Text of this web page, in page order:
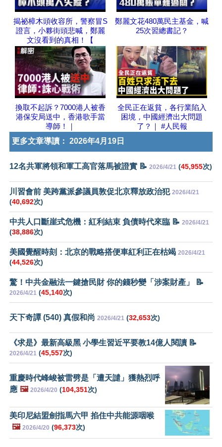
揭祕樟木頭收容所，警察冒S
證言，小夥街頭悲喊，鄭麗
文沒看到的真相！【
鄭麗文花480萬民主基金，喊
25次習總書記？
換取不起訴？7000港人被香
港保安局送中，香港歌手當
導師！｜
全民正在返貧，各行業陷入
困境，中國經濟出大問題
了？｜ #人民報
更多文章導讀： 2026年4月19日
12名共軍將領和軍工高官落馬被證實 📝 2026/4/21 (45,955次)
川習會前 美跨黨派參議員敦促北京釋放政治犯 2026/4/21
(40,692次)
中共人口斷崖式危機：紅利結束 負債時代來臨 📝 2026/4/21
(38,886次)
美國覺醒時刻：北京的戰略搭便車紅利正在枯竭 2026/4/21
(44,526次)
驚！中共金融法一鍵搶民財 你的錢秒變「涉案財產」 📝
2026/4/21 (45,140次)
天下奇譚 (540) 真假和尚 2026/4/21 (32,653次)
《求是》最新高級黑 小學生習近平要教14億人閱讀 📝
2026/4/21 (45,557次)
重慶時代峰峻被雷劈是「遭天譴」獲熱烈呼
應 🖼️ 2026/4/20 (104,351次)
美印尼結盟劍指馬六甲 掐住中共能源咽喉
🖼️ 2026/4/20 (96,373次)